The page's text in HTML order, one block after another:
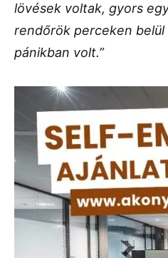
lövések voltak, gyors
rendőrök perceken
pánikban volt.”